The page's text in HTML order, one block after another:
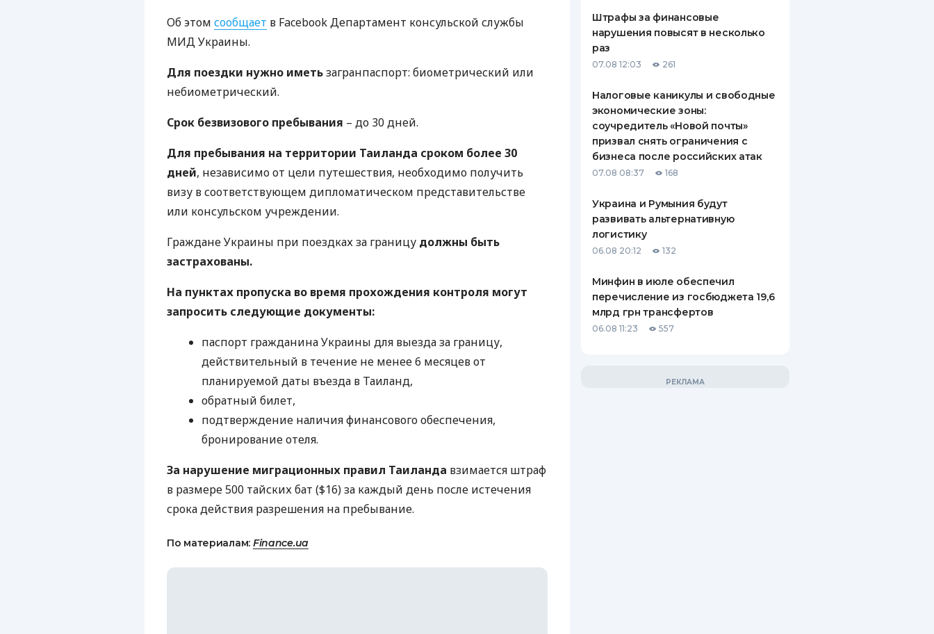
Об этом сообщает в Facebook Департамент консульской службы
МИДУкраины.
Для поездки нужно иметьзагранпаспорт: биометрический или
небиометрический.
Срок безвизового пребывания – до 30 дней.
Для пребывания на территории Таиланда сроком более 30
дней, независимо от цели путешествия, необходимо получить
визу в соответствующем дипломатическом представительстве
или консульском учреждении.
Граждане Украины при поездках за границу должны быть
застрахованы.
На пунктах пропуска во время прохождения контроля могут
запросить следующие документы:
паспорт гражданина Украины для выезда за границу,
действительный в течение не менее 6 месяцев от
планируемой даты въезда в Таиланд,
обратный билет,
подтверждение наличия финансового обеспечения,
бронирование отеля.
За нарушение миграционных правил Таиланда взимается штраф
в размере 500 тайских бат ($16) за каждый день после истечения
срока действия разрешения на пребывание.
По материалам: Finance.ua
Штрафы за финансовые
нарушения повысят в несколько
раз
07.08 12:03 261
Налоговые каникулы и свободные
экономические зоны:
соучредитель «Новой почты»
призвал снять ограничения с
бизнеса после российских атак
07.08 08:37 168
Украина и Румыния будут
развивать альтернативную
логистику
06.08 20:12 132
Минфин в июле обеспечил
перечисление из госбюджета 19,6
млрд грн трансфертов
06.08 11:23 557